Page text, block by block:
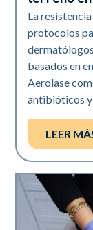
La
protocolos
basados en
Aerolase
antibióticos
LEER